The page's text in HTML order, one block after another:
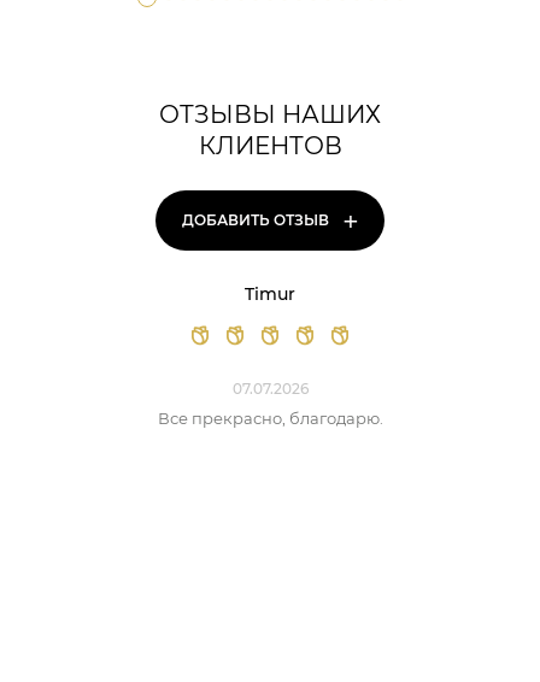
ОТЗЫВЫ НАШИХ
КЛИЕНТОВ
ДОБАВИТЬ ОТЗЫВ +
Timur
07.07.2026
Все прекрасно, благодарю.